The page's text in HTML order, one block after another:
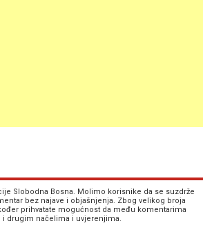
Slobodna Bosna. Molimo korisnike da se suzdrže
bez najave i objašnjenja. Zbog velikog broja
prihvatate mogućnost da među komentarima
drugim načelima i uvjerenjima.